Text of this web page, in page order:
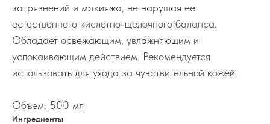
загрязнений и макияжа, не нарушая ее
естественного кислотно-щелочного баланса.
Обладает освежающим, увлажняющим и
успокаивающим действием. Рекомендуется
использовать для ухода за чувствительной кожей.
Объем: 500 мл
Ингредиенты